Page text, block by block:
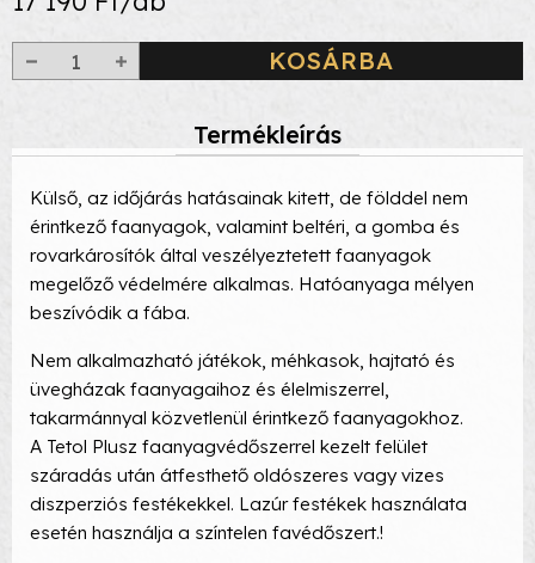
KOSÁRBA
Termékleírás
Külső, az időjárás hatásainak kitett, de földdel nem
érintkező faanyagok, valamint beltéri, a gomba és
rovarkárosítók által veszélyeztetett faanyagok
megelőző védelmére alkalmas. Hatóanyaga mélyen
beszívódik a fába.
Nem alkalmazható játékok, méhkasok, hajtató és
üvegházak faanyagaihoz és élelmiszerrel,
takarmánnyal közvetlenül érintkező faanyagokhoz.
A Tetol Plusz faanyagvédőszerrel kezelt felület
száradás után átfesthető oldószeres vagy vizes
diszperziós festékekkel. Lazúr festékek használata
esetén használja a színtelen favédőszert.!